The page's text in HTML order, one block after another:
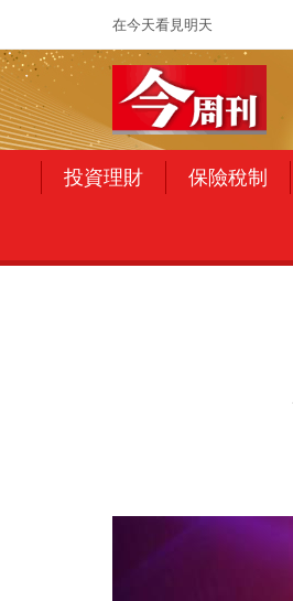
在今天看見明天
投資理財 保險稅制